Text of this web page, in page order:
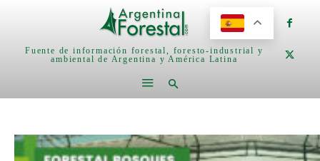
Fuente de información forestal, foresto-industrial y
ambiental de Argentina y América Latina